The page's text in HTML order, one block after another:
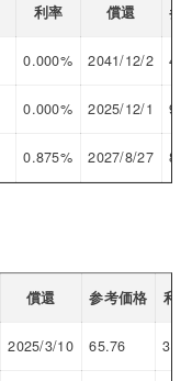
利率 償還 参
0.000% 2041/12/2
0.000% 2025/12/1
0.875% 2027/8/27
償還 参考価格 利
2025/3/10 65.76